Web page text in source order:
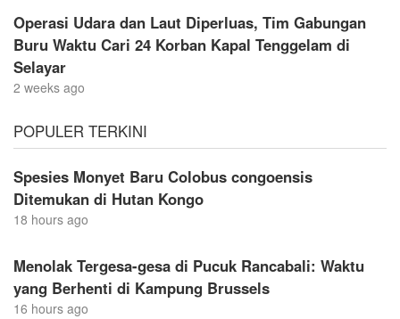
Operasi Udara dan Laut Diperluas, Tim Gabungan
Buru Waktu Cari 24 Korban Kapal Tenggelam di
Selayar
2 weeks ago
POPULER TERKINI
Spesies Monyet Baru Colobus congoensis
Ditemukan di Hutan Kongo
18 hours ago
Menolak Tergesa-gesa di Pucuk Rancabali: Waktu
yang Berhenti di Kampung Brussels
16 hours ago